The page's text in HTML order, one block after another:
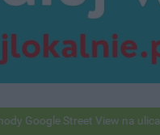
Street View na ulicach